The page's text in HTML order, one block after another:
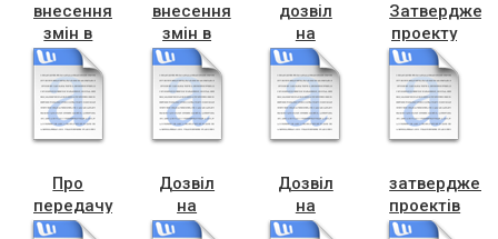
внесення
змін в
програму
охорони
довкілля
внесення
змін в
програму
осбб
дозвіл
на
викуп
Джурбій
проекту
ОСББ
Колійник,
Залізнична
82
Про
передачу
у
Дозвіл
на
проект,
Дозвіл
на
проект,гараж
проектів
(1)